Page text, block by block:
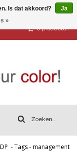
0 producten
-Tags-management
Is dat akkoord?
Ja
»